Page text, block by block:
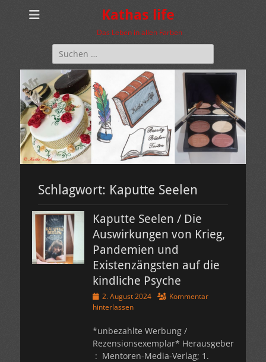
Kathas life
Das Leben in allen Farben
Suchen
nach:
Schlagwort: Kaputte Seelen
Kaputte Seelen / Die
Auswirkungen von Krieg,
Pandemien und
Existenzängsten auf die
kindliche Psyche
Veröffentlicht
am
2. August 2024
Kommentar
hinterlassen
*unbezahlte Werbung /
Rezensionsexemplar* Herausgeber